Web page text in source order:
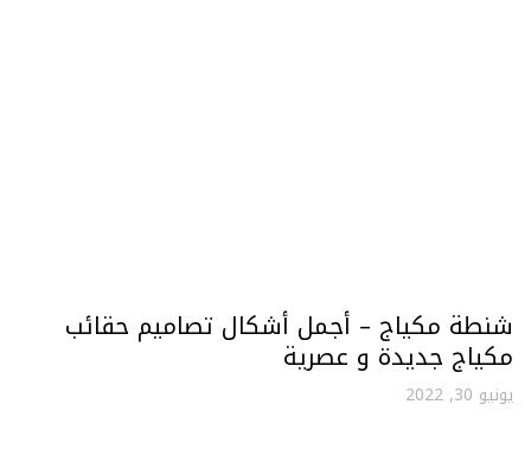
شنطة مكياج – أجمل أشكال تصاميم حقائب
مكياج جديدة و عصرية
يونيو 30, 2022